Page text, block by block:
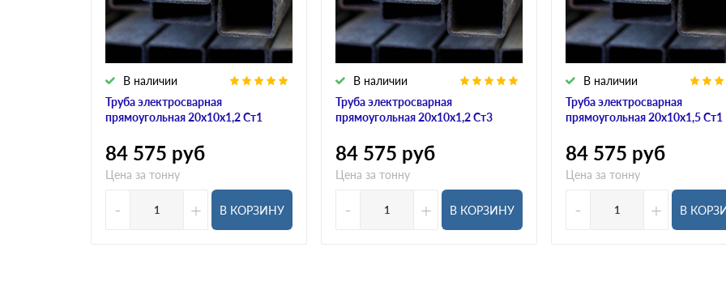
Труба электросварная
прямоугольная 20х10х1,2 Ст1
В наличии
84 575 руб
Цена за тонну
- + В КОРЗИНУ
Труба электросварная
прямоугольная 20х10х1,2 Ст3
В наличии
84 575 руб
Цена за тонну
- + В КОРЗИНУ
Труба электросварная
прямоугольная 20х10х1,5 Ст1
В наличии
84 575 руб
Цена за тонну
- + В